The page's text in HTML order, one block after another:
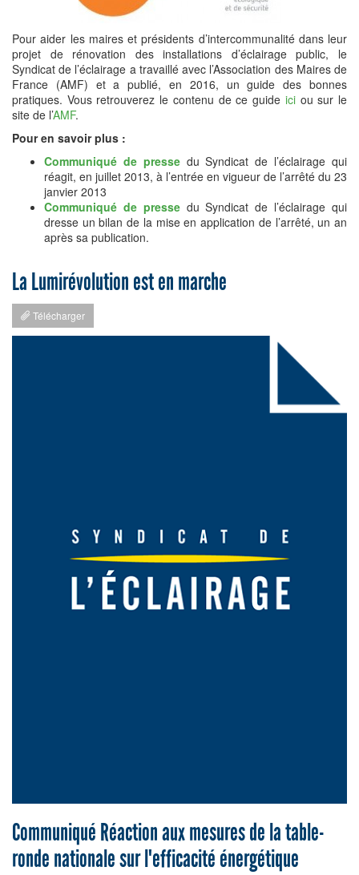
Pour aider les maires et présidents d’intercommunalité dans leur
projet de rénovation des installations d’éclairage public, le
Syndicat de l’éclairage a travaillé avec l’Association des Maires de
France (AMF) et a publié, en 2016, un guide des bonnes
pratiques. Vous retrouverez le contenu de ce guide ici ou sur le
site de l’AMF.
Pour en savoir plus :
Communiqué de presse du Syndicat de l’éclairage qui
réagit, en juillet 2013, à l’entrée en vigueur de l’arrêté du 23
janvier 2013
Communiqué de pressedu Syndicat de l’éclairage qui
dresse un bilan de la mise en application de l’arrêté, un an
après sa publication.
La Lumirévolution est en marche
Télécharger
Communiqué Réaction aux mesures de la table-
ronde nationale sur l'efficacité énergétique